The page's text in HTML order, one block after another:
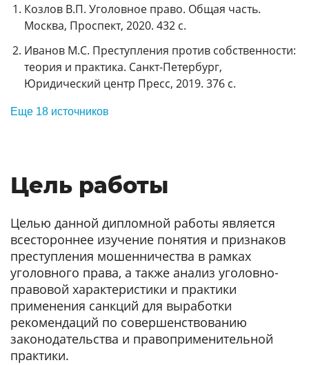
Козлов В.П. Уголовное право. Общая часть.
Москва, Проспект, 2020. 432 с.
Иванов М.С. Преступления против собственности:
теория и практика. Санкт-Петербург,
Юридический центр Пресс, 2019. 376 с.
Еще 18 источников
Цель работы
Целью данной дипломной работы является
всестороннее изучение понятия и признаков
преступления мошенничества в рамках
уголовного права, а также анализ уголовно-
правовой характеристики и практики
применения санкций для выработки
рекомендаций по совершенствованию
законодательства и правоприменительной
практики.